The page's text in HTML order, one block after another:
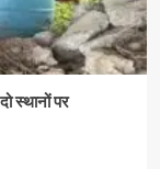
स्थानों पर